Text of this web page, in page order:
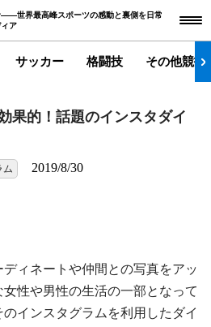
――世界最高峰スポーツの感動と裏側を日常
ア
サッカー 格闘技 その他競技
果的！話題のインスタダイ
ム 2019/8/30
ィネートや仲間との写真をアッ
性や男性の生活の一部となって
インスタグラムを利用したダイ